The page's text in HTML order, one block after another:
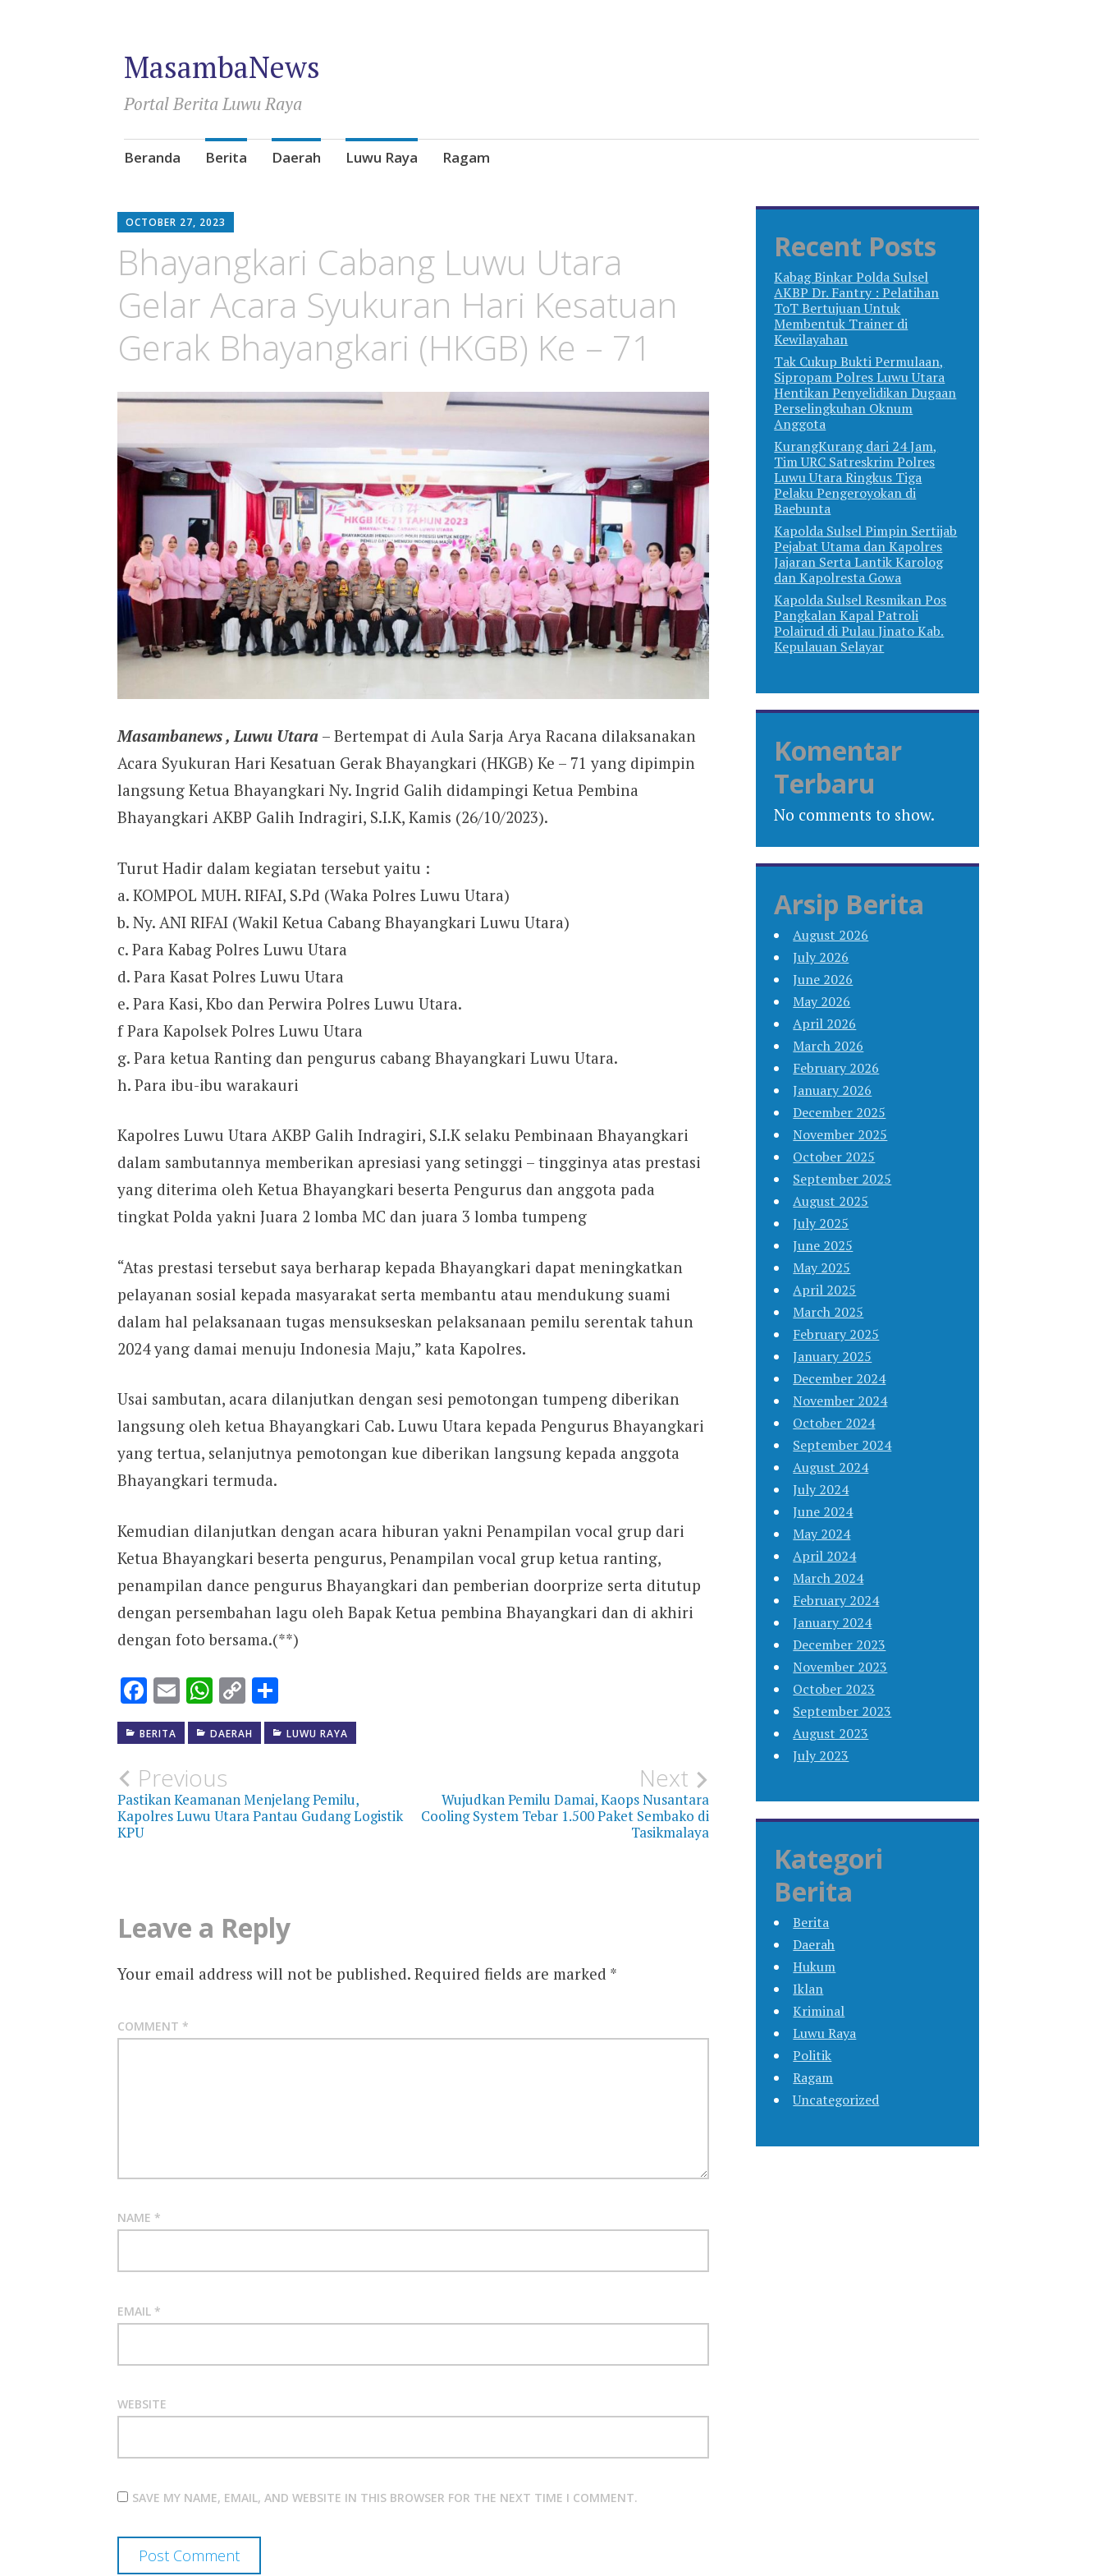
MasambaNews
Portal Berita Luwu Raya
Skip
Beranda Berita Daerah Luwu Raya Ragam
OCTOBER 27, 2023
Bhayangkari Cabang Luwu Utara
Gelar Acara Syukuran Hari Kesatuan
Gerak Bhayangkari (HKGB) Ke – 71
Masambanews , Luwu Utara– Bertempat di Aula Sarja Arya Racana dilaksanakan
Acara Syukuran Hari Kesatuan Gerak Bhayangkari (HKGB) Ke – 71 yang dipimpin
langsung Ketua Bhayangkari Ny. Ingrid Galih didampingi Ketua Pembina
Bhayangkari AKBP Galih Indragiri, S.I.K, Kamis (26/10/2023).
Turut Hadir dalam kegiatan tersebut yaitu :
a. KOMPOL MUH. RIFAI, S.Pd (Waka Polres Luwu Utara)
b. Ny. ANI RIFAI (Wakil Ketua Cabang Bhayangkari Luwu Utara)
c. Para Kabag Polres Luwu Utara
d. Para Kasat Polres Luwu Utara
e. Para Kasi, Kbo dan Perwira Polres Luwu Utara.
f Para Kapolsek Polres Luwu Utara
g. Para ketua Ranting dan pengurus cabang Bhayangkari Luwu Utara.
h. Para ibu-ibu warakauri
Kapolres Luwu Utara AKBP Galih Indragiri, S.I.K selaku Pembinaan Bhayangkari
dalam sambutannya memberikan apresiasi yang setinggi – tingginya atas prestasi
yang diterima oleh Ketua Bhayangkari beserta Pengurus dan anggota pada
tingkat Polda yakni Juara 2 lomba MC dan juara 3 lomba tumpeng
“Atas prestasi tersebut saya berharap kepada Bhayangkari dapat meningkatkan
pelayanan sosial kepada masyarakat serta membantu atau mendukung suami
dalam hal pelaksanaan tugas mensukseskan pelaksanaan pemilu serentak tahun
2024 yang damai menuju Indonesia Maju,” kata Kapolres.
Usai sambutan, acara dilanjutkan dengan sesi pemotongan tumpeng diberikan
langsung oleh ketua Bhayangkari Cab. Luwu Utara kepada Pengurus Bhayangkari
yang tertua, selanjutnya pemotongan kue diberikan langsung kepada anggota
Bhayangkari termuda.
Kemudian dilanjutkan dengan acara hiburan yakni Penampilan vocal grup dari
Ketua Bhayangkari beserta pengurus, Penampilan vocal grup ketua ranting,
penampilan dance pengurus Bhayangkari dan pemberian doorprize serta ditutup
dengan persembahan lagu oleh Bapak Ketua pembina Bhayangkari dan di akhiri
dengan foto bersama.(**)
Facebook
EmailWhatsApp
Copy
Link
Share
BERITA DAERAH LUWU RAYA
Post
navigation
Previous
Pastikan Keamanan Menjelang Pemilu,
Kapolres Luwu Utara Pantau Gudang Logistik
KPU
Next
Wujudkan Pemilu Damai, Kaops Nusantara
Cooling System Tebar 1.500 Paket Sembako di
Tasikmalaya
Leave a Reply
Your email address will not be published. Required fields are marked *
COMMENT *
NAME *
EMAIL *
WEBSITE
SAVE MY NAME, EMAIL, AND WEBSITE IN THIS BROWSER FOR THE NEXT TIME I COMMENT.
Recent Posts
Kabag Binkar Polda Sulsel
AKBP Dr. Fantry : Pelatihan
ToT Bertujuan Untuk
Membentuk Trainer di
Kewilayahan
Tak Cukup Bukti Permulaan,
Sipropam Polres Luwu Utara
Hentikan Penyelidikan Dugaan
Perselingkuhan Oknum
Anggota
KurangKurang dari 24 Jam,
Tim URC Satreskrim Polres
Luwu Utara Ringkus Tiga
Pelaku Pengeroyokan di
Baebunta
Kapolda Sulsel Pimpin Sertijab
Pejabat Utama dan Kapolres
Jajaran Serta Lantik Karolog
dan Kapolresta Gowa
Kapolda Sulsel Resmikan Pos
Pangkalan Kapal Patroli
Polairud di Pulau Jinato Kab.
Kepulauan Selayar
Komentar
Terbaru
No comments to show.
Arsip Berita
August 2026
July 2026
June 2026
May 2026
April 2026
March 2026
February 2026
January 2026
December 2025
November 2025
October 2025
September 2025
August 2025
July 2025
June 2025
May 2025
April 2025
March 2025
February 2025
January 2025
December 2024
November 2024
October 2024
September 2024
August 2024
July 2024
June 2024
May 2024
April 2024
March 2024
February 2024
January 2024
December 2023
November 2023
October 2023
September 2023
August 2023
July 2023
Kategori
Berita
Berita
Daerah
Hukum
Iklan
Kriminal
Luwu Raya
Politik
Ragam
Uncategorized